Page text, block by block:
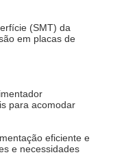
(SMT) da
em placas de
para acomodar
eficiente e
e necessidades